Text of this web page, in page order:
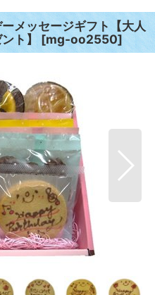
メッセージギフト【大人
ト】
[mg-oo2550]